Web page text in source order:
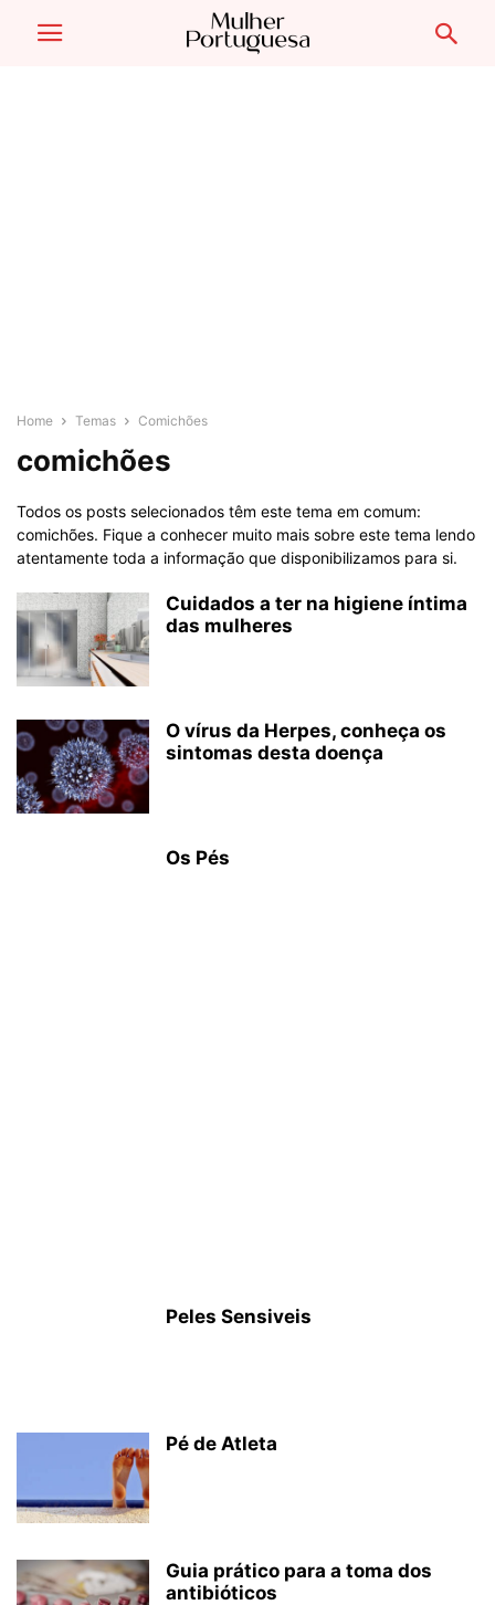
Home Temas Comichões
comichões
Todos os posts selecionados têm este tema em comum:
comichões. Fique a conhecer muito mais sobre este tema lendo
atentamente toda a informação que disponibilizamos para si.
Cuidados a ter na higiene íntima
das mulheres
O vírus da Herpes, conheça os
sintomas desta doença
Os Pés
Peles Sensiveis
Pé de Atleta
Guia prático para a toma dos
antibióticos